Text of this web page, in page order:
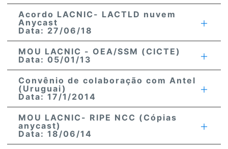
Acordo LACNIC- LACTLD nuvem
Anycast
Data: 27/06/18
MOU LACNIC - OEA/SSM (CICTE)
Data: 05/01/13
Convênio de colaboração com Antel
(Uruguai)
Data: 17/1/2014
MOU LACNIC- RIPE NCC (Cópias
anycast)
Data: 18/06/14